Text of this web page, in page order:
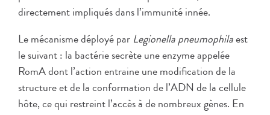
directement impliqués dans l’immunité innée.
Le mécanisme déployé par Legionella pneumophilaest
le suivant : la bactérie secrète une enzyme appelée
RomA dont l’action entraine une modification de la
structure et de la conformation de l’ADN de la cellule
hôte, ce qui restreint l’accès à de nombreux gènes. En